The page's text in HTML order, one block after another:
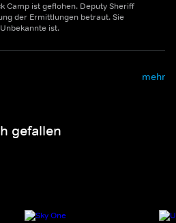
Camp ist geflohen. Deputy Sheriff
der Ermittlungen betraut. Sie
ist.
mehr
gefallen